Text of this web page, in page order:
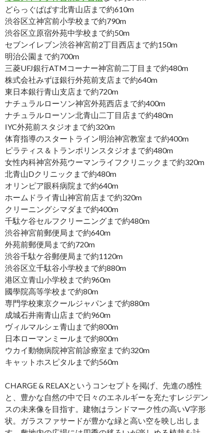
どらっぐぱぱす北青山店まで約610m
渋谷区立神宮前小学校まで約790m
渋谷区立原宿外苑中学校まで約50m
セブンイレブン渋谷神宮前2丁目西店まで約150m
明治公園まで約700m
三菱UFJ銀行ATMコーナー神宮前二丁目まで約480m
株式会社みずほ銀行外苑前支店まで約640m
東日本銀行青山支店まで約720m
ナチュラルローソン神宮外苑西店まで約400m
ナチュラルローソン北青山二丁目店まで約480m
IYC外苑前スタジオまで約320m
体育指導のスタートライン明治神宮教室まで約400m
ピラティス＆トランポリンスタジオまで約480m
女性内科神宮外苑ウーマンライフクリニックまで約320m
北青山Dクリニックまで約480m
オリンピア眼科病院まで約640m
ホームドライ青山神宮前店まで約320m
クリーニングシマダまで約400m
千駄ケ谷セルフクリーニングまで約480m
渋谷神宮前郵便局まで約640m
外苑前郵便局まで約720m
渋谷千駄ケ谷郵便局まで約1120m
渋谷区立千駄谷小学校まで約880m
港区立青山小学校まで約960m
國學院高等学校まで約80m
専門学校東京クールジャパンまで約880m
成城石井南青山店まで約960m
ヴィルマルシェ青山まで約800m
日本ローマンミールまで約800m
ウカイ動物病院神宮前診療室まで約320m
キャットホスピタルまで約560m
CHARGE & RELAXというコンセプトを掲げ、先進の感性
と、豊かな自然の中で日々のエネルギーを充たすレジデン
スの未来像を目指す。建物はランドマーク性の高いV字形
状。ガラスファサードが豊かな緑と高い空を映し出しま